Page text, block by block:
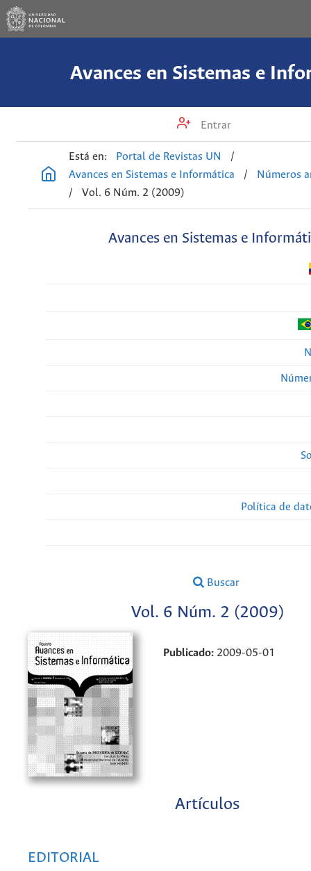
Avances en Sistemas e
Entrar
Está en: Portal de Revistas UN
/
Avances en Sistemas e Informática
/
Números
/
Vol. 6 Núm. 2 (2009)
Avances en Sistemas e
Política de
Buscar
Vol. 6 Núm. 2 (2009)
Publicado: 2009-05-01
Artículos
EDITORIAL